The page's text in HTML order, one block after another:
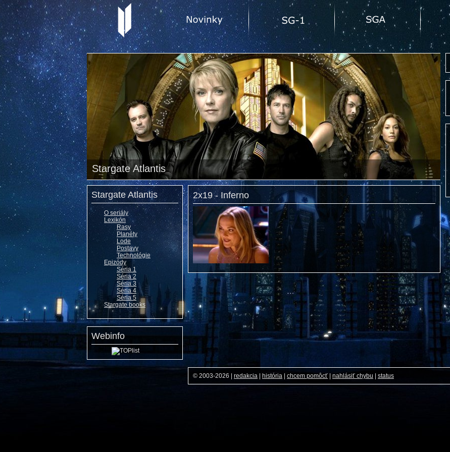
Stargate Atlantis
Stargate Atlantis
O seriály
Lexikón
Rasy
Planéty
Lode
Postavy
Technológie
Epizódy
Séria 1
Séria 2
Séria 3
Séria 4
Séria 5
Stargate books
Webinfo
2x19 - Inferno
© 2003-2026 redakcia história chcem pomôcť nahlásiť chybu status